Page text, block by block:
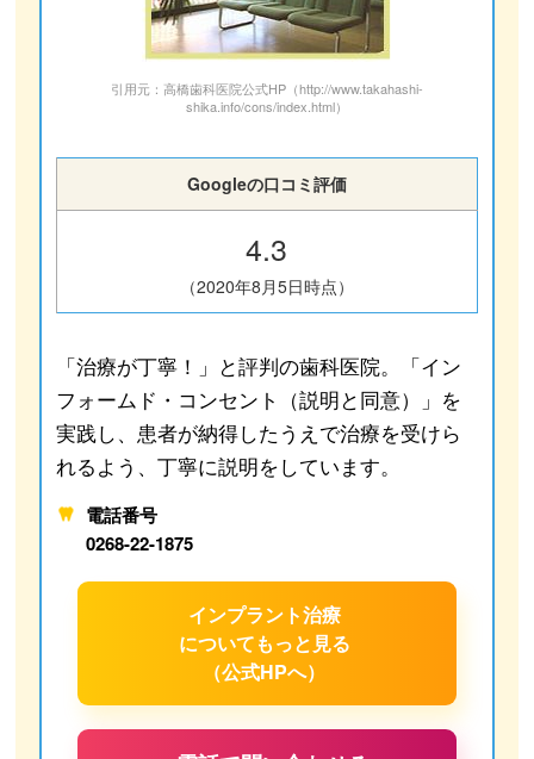
引用元：高橋歯科医院公式HP（http://www.takahashi-
shika.info/cons/index.html）
Googleの口コミ評価
4.3
（2020年8月5日時点）
「治療が丁寧！」と評判の歯科医院。「イン
フォームド・コンセント（説明と同意）」を
実践し、患者が納得したうえで治療を受けら
れるよう、丁寧に説明をしています。
電話番号
0268-22-1875
インプラント治療
についてもっと見る
（公式HPへ）